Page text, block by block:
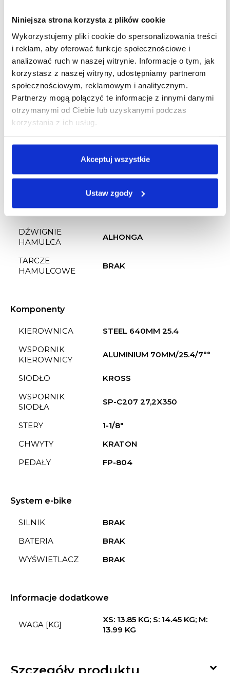
Niniejsza strona korzysta z plików cookie
Wykorzystujemy pliki cookie do spersonalizowania treści
i reklam, aby oferować funkcje społecznościowe i
analizować ruch w naszej witrynie. Informacje o tym, jak
korzystasz z naszej witryny, udostępniamy partnerom
społecznościowym, reklamowym i analitycznym.
Partnerzy mogą połączyć te informacje z innymi danymi
otrzymanymi od Ciebie lub uzyskanymi podczas
korzystania z ich usług.
Akceptuj wszystkie
Ustaw zgody
Koła
PIASTA PRZÓD
GL-B01F
PIASTA TYŁ
GL-B01R
OBRĘCZE
KROSS
OPONY
V-BRAKE
DŹWIGNIE
HAMULCA
ALHONGA
TARCZE
HAMULCOWE
BRAK
Komponenty
KIEROWNICA
STEEL 640MM 25.4
WSPORNIK
KIEROWNICY
ALUMINIUM 70MM/25.4/7°°
SIODŁO
KROSS
WSPORNIK
SIODŁA
SP-C207 27,2X350
STERY
1-1/8"
CHWYTY
KRATON
PEDAŁY
FP-804
System e-bike
SILNIK
BRAK
BATERIA
BRAK
WYŚWIETLACZ
BRAK
Informacje dodatkowe
WAGA [KG]
XS: 13.85 KG; S: 14.45 KG; M:
13.99 KG
